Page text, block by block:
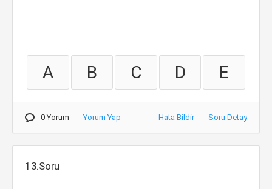
A B C D E
0 Yorum Yorum Yap Hata Bildir Soru Detay
13.Soru